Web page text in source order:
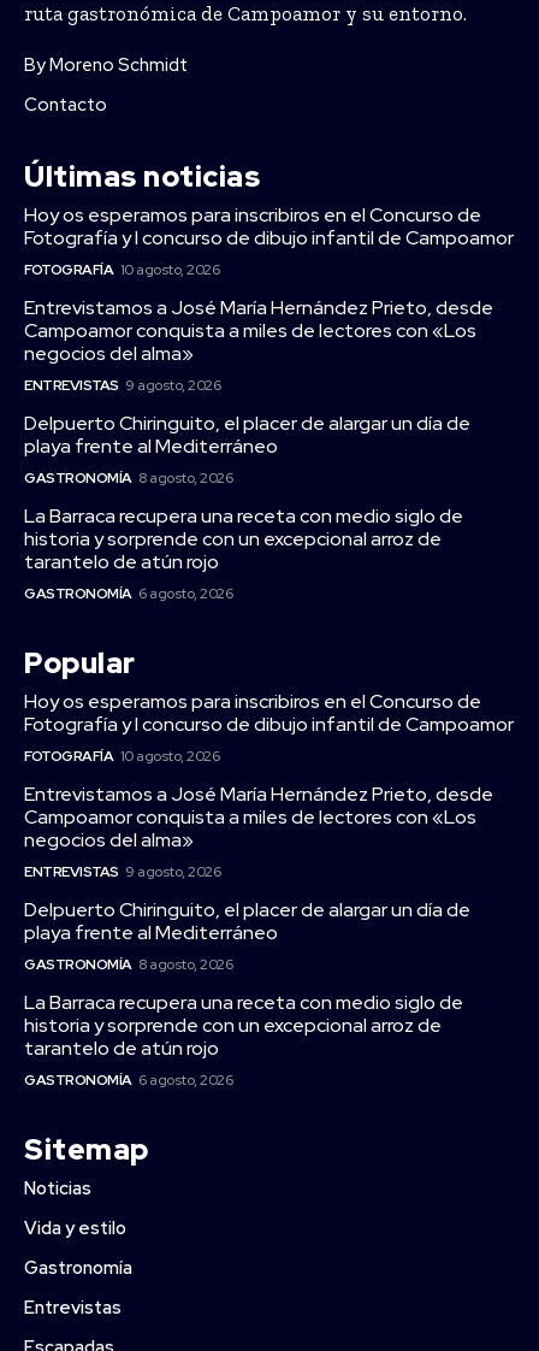
ruta gastronómica de Campoamor y su entorno.
By Moreno Schmidt
Contacto
Últimas noticias
Hoy os esperamos para inscribiros en el Concurso de
Fotografía y I concurso de dibujo infantil de Campoamor
FOTOGRAFÍA 10 agosto, 2026
Entrevistamos a José María Hernández Prieto, desde
Campoamor conquista a miles de lectores con «Los
negocios del alma»
ENTREVISTAS 9 agosto, 2026
Delpuerto Chiringuito, el placer de alargar un día de
playa frente al Mediterráneo
GASTRONOMÍA 8 agosto, 2026
La Barraca recupera una receta con medio siglo de
historia y sorprende con un excepcional arroz de
tarantelo de atún rojo
GASTRONOMÍA 6 agosto, 2026
Popular
Hoy os esperamos para inscribiros en el Concurso de
Fotografía y I concurso de dibujo infantil de Campoamor
FOTOGRAFÍA 10 agosto, 2026
Entrevistamos a José María Hernández Prieto, desde
Campoamor conquista a miles de lectores con «Los
negocios del alma»
ENTREVISTAS 9 agosto, 2026
Delpuerto Chiringuito, el placer de alargar un día de
playa frente al Mediterráneo
GASTRONOMÍA 8 agosto, 2026
La Barraca recupera una receta con medio siglo de
historia y sorprende con un excepcional arroz de
tarantelo de atún rojo
GASTRONOMÍA 6 agosto, 2026
Sitemap
Noticias
Vida y estilo
Gastronomía
Entrevistas